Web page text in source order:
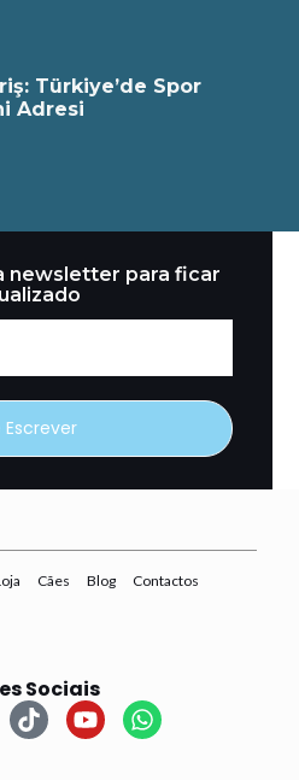
Türkiye’de Spor
Adresi
newsletter para ficar
Escrever
Cães Blog Contactos
Sociais
T
i
Y
o
W
h